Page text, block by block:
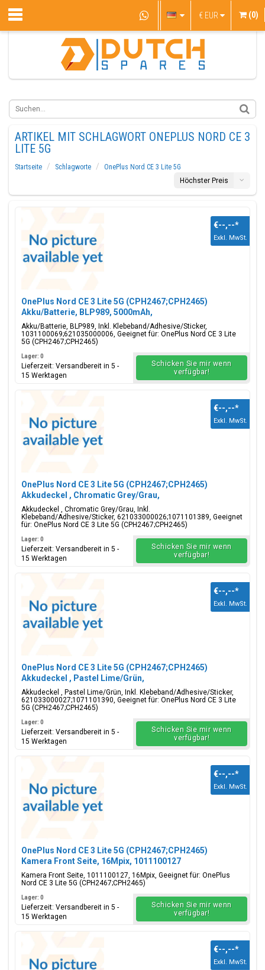
€ EUR (0)
ARTIKEL MIT SCHLAGWORT ONEPLUS NORD CE 3
LITE 5G
Startseite Schlagworte
OnePlus Nord CE 3 Lite 5G
Höchster Preis
OnePlus Nord CE 3 Lite 5G (CPH2467;CPH2465)
Akku/Batterie, BLP989, 5000mAh,
1031100069;621035000006
Akku/Batterie, BLP989, Inkl. Klebeband/Adhesive/Sticker,
1031100069;621035000006, Geeignet für: OnePlus Nord CE 3 Lite
5G (CPH2467;CPH2465)
€--,--*
Exkl. MwSt.
Lager: 0
Lieferzeit: Versandbereit in 5 -
15 Werktagen
Schicken Sie mir wenn
verfügbar!
OnePlus Nord CE 3 Lite 5G (CPH2467;CPH2465)
Akkudeckel , Chromatic Grey/Grau,
621033000026;1071101389
Akkudeckel , Chromatic Grey/Grau, Inkl.
Klebeband/Adhesive/Sticker, 621033000026;1071101389, Geeignet
für: OnePlus Nord CE 3 Lite 5G (CPH2467;CPH2465)
€--,--*
Exkl. MwSt.
Lager: 0
Lieferzeit: Versandbereit in 5 -
15 Werktagen
Schicken Sie mir wenn
verfügbar!
OnePlus Nord CE 3 Lite 5G (CPH2467;CPH2465)
Akkudeckel , Pastel Lime/Grün,
621033000027;1071101390
Akkudeckel , Pastel Lime/Grün, Inkl. Klebeband/Adhesive/Sticker,
621033000027;1071101390, Geeignet für: OnePlus Nord CE 3 Lite
5G (CPH2467;CPH2465)
€--,--*
Exkl. MwSt.
Lager: 0
Lieferzeit: Versandbereit in 5 -
15 Werktagen
Schicken Sie mir wenn
verfügbar!
OnePlus Nord CE 3 Lite 5G (CPH2467;CPH2465)
Kamera Front Seite, 16Mpix, 1011100127
Kamera Front Seite, 1011100127, 16Mpix, Geeignet für: OnePlus
Nord CE 3 Lite 5G (CPH2467;CPH2465)
€--,--*
Exkl. MwSt.
Lager: 0
Lieferzeit: Versandbereit in 5 -
15 Werktagen
Schicken Sie mir wenn
verfügbar!
€--,--*
Exkl. MwSt.